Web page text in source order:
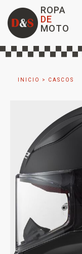
ROPA
DE
MOTO
INICIO > CASCOS